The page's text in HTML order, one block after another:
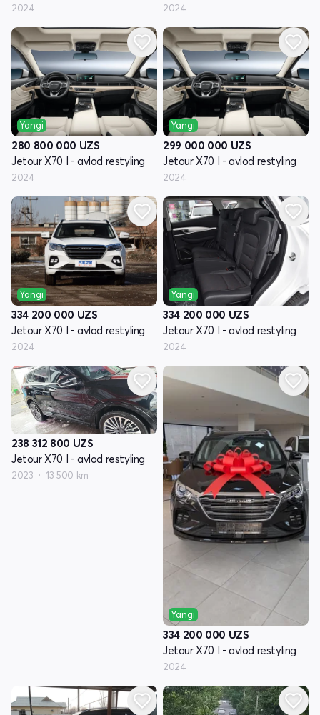
2024 2024
Yangi
280 800 000 UZS
Jetour X70 I - avlod restyling
2024
Yangi
299 000 000 UZS
Jetour X70 I - avlod restyling
2024
Yangi
334 200 000 UZS
Jetour X70 I - avlod restyling
2024
Yangi
334 200 000 UZS
Jetour X70 I - avlod restyling
2024
238 312 800 UZS
Jetour X70 I - avlod restyling
2023 13 500 km
Yangi
334 200 000 UZS
Jetour X70 I - avlod restyling
2024